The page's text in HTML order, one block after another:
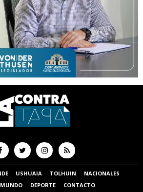
USHUAIA TOLHUIN
NACIONALES
MUNDO DEPORTE CONTACTO